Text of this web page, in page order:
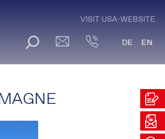
VISIT USA-WEBSITE
DE EN